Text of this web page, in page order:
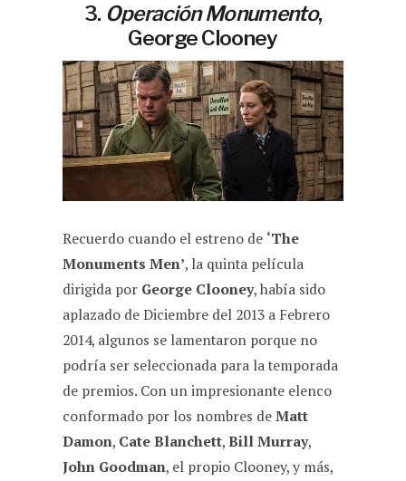
3. Operación Monumento,
George Clooney
Recuerdo cuando el estreno de ‘The
Monuments Men’, la quinta película
dirigida por George Clooney, había sido
aplazado de Diciembre del 2013 a Febrero
2014, algunos se lamentaron porque no
podría ser seleccionada para la temporada
de premios. Con un impresionante elenco
conformado por los nombres deMatt
Damon, Cate Blanchett,Bill Murray,
John Goodman, el propio Clooney, y más,